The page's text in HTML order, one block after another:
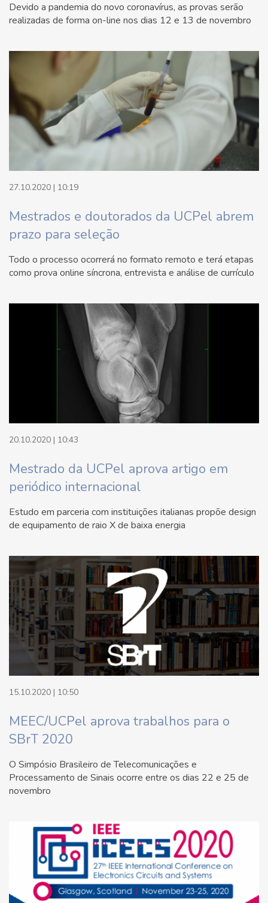
Devido a pandemia do novo coronavírus, as provas serão
realizadas de forma on-line nos dias 12 e 13 de novembro
27.10.2020 | 10:19
Mestrados e doutorados da UCPel abrem
prazo para seleção
Todo o processo ocorrerá no formato remoto e terá etapas
como prova online síncrona, entrevista e análise de currículo
20.10.2020 | 10:43
Mestrado da UCPel aprova artigo em
periódico internacional
Estudo em parceria com instituições italianas propõe design
de equipamento de raio X de baixa energia
15.10.2020 | 10:50
MEEC/UCPel aprova trabalhos para o
SBrT 2020
O Simpósio Brasileiro de Telecomunicações e
Processamento de Sinais ocorre entre os dias 22 e 25 de
novembro